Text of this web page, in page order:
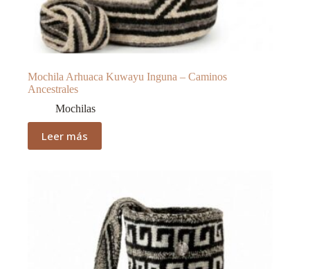
Mochila Arhuaca Kuwayu Inguna – Caminos
Ancestrales
Mochilas
Leer más